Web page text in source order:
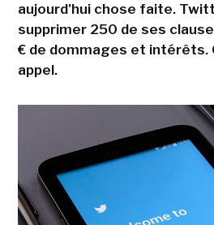
aujourd'hui chose faite.
supprimer 250 de ses
€ de dommages et intérêts.
appel.